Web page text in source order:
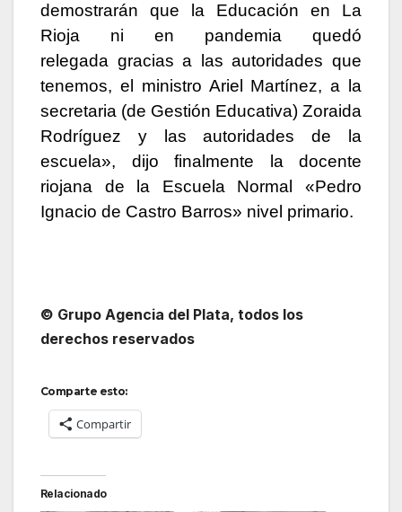
demostrarán que la Educación en La
Rioja ni en pandemia quedó
relegada gracias a las autoridades que
tenemos, el ministro Ariel Martínez, a la
secretaria (de Gestión Educativa) Zoraida
Rodríguez y las autoridades de la
escuela», dijo finalmente la docente
riojana de la Escuela Normal «Pedro
Ignacio de Castro Barros» nivel primario.
© Grupo Agencia del Plata, todos los
derechos reservados
Comparte esto:
Compartir
Relacionado